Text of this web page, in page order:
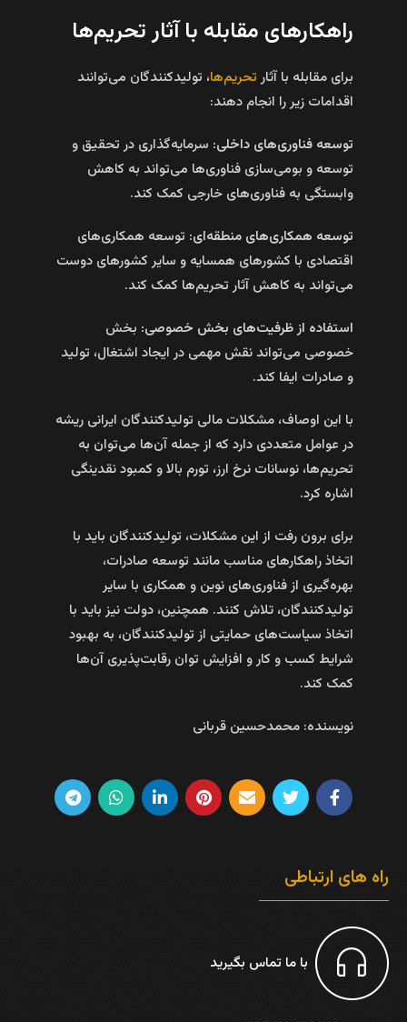
راهکارهای مقابله با آثار تحریم‌ها
برای مقابله با آثارتحریم‌ها، تولیدکنندگان می‌توانند
اقدامات زیر را انجام دهند:
توسعه فناوری‌های داخلی: سرمایه‌گذاری در تحقیق و
توسعه و بومی‌سازی فناوری‌ها می‌تواند به کاهش
وابستگی به فناوری‌های خارجی کمک کند.
توسعه همکاری‌های منطقه‌ای: توسعه همکاری‌های
اقتصادی با کشورهای همسایه و سایر کشورهای دوست
می‌تواند به کاهش آثار تحریم‌ها کمک کند.
استفاده از ظرفیت‌های بخش خصوصی: بخش
خصوصی می‌تواند نقش مهمی در ایجاد اشتغال، تولید
و صادرات ایفا کند.
با این اوصاف، مشکلات مالی تولیدکنندگان ایرانی ریشه
در عوامل متعددی دارد که از جمله آن‌ها می‌توان به
تحریم‌ها، نوسانات نرخ ارز، تورم بالا و کمبود نقدینگی
اشاره کرد.
برای برون‌ رفت از این مشکلات، تولیدکنندگان باید با
اتخاذ راهکارهای مناسب مانند توسعه صادرات،
بهره‌گیری از فناوری‌های نوین و همکاری با سایر
تولیدکنندگان، تلاش کنند. همچنین، دولت نیز باید با
اتخاذ سیاست‌های حمایتی از تولیدکنندگان، به بهبود
شرایط کسب و کار و افزایش توان رقابت‌پذیری آن‌ها
کمک کند.
نویسنده: محمدحسین قربانی
راه های ارتباطی
با ما تماس بگیرید